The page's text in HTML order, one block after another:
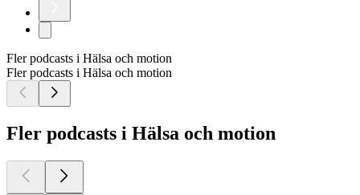
Fler podcasts i Hälsa och motion
Fler podcasts i Hälsa och motion
Fler podcasts i Hälsa och motion